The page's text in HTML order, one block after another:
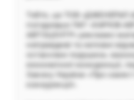
Тобто, це ТОВ «ДЖЕНЕРАЛ
погодивши ПАТ «ХАРКІВ-
АВТОЦЕНТР» рекламні
неправдиві та неповні
останніми порушень
економічної конкуренції,
Закону України «Про
конкуренції».